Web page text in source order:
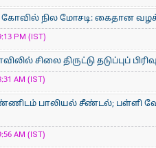
கோவில் நில மோசடி: கைதான
PM (IST)
சிலை திருட்டு தடுப்புப்
AM (IST)
பாலியல் சீண்டல்; பள்ளி
AM (IST)